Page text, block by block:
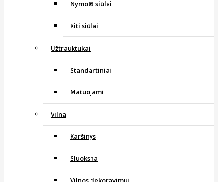
Nymo® siūlai
Kiti siūlai
Užtrauktukai
Standartiniai
Matuojami
Vilna
Karšinys
Sluoksna
Vilnos dekoravimui